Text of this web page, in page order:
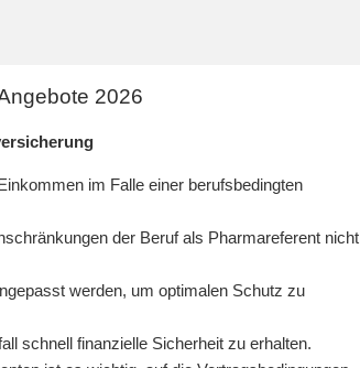
2026
im Falle einer berufsbedingten
der Beruf als Pharmareferent nicht
werden, um optimalen Schutz zu
schnell finanzielle Sicherheit zu erhalten.